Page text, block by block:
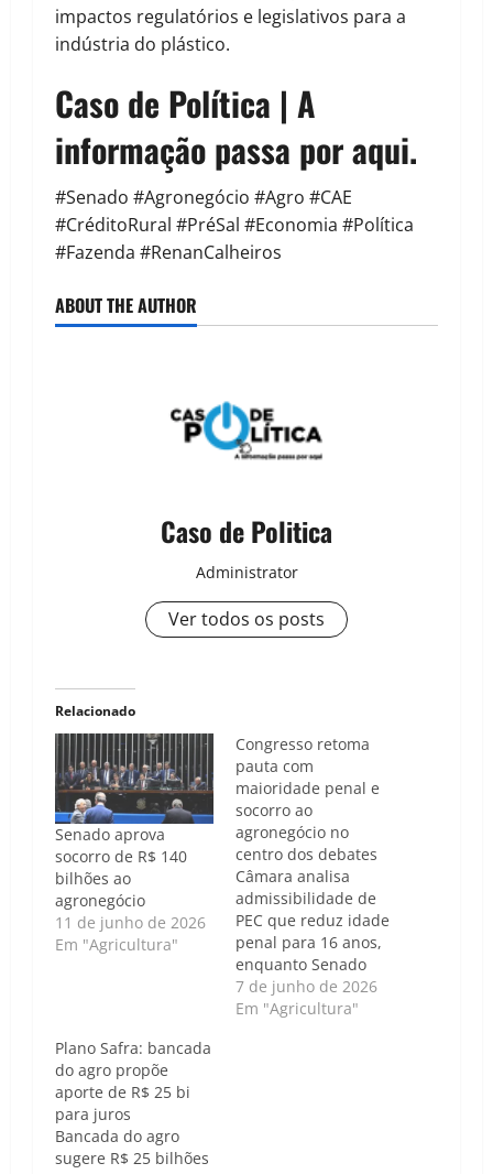
impactos regulatórios e legislativos para a
indústria do plástico.
Caso de Política | A
informação passa por aqui.
#Senado #Agronegócio #Agro #CAE
#CréditoRural #PréSal #Economia #Política
#Fazenda #RenanCalheiros
ABOUT THE AUTHOR
Caso de Politica
Administrator
Ver todos os posts
Relacionado
Senado aprova
socorro de R$ 140
bilhões ao
agronegócio
11 de junho de 2026
Em "Agricultura"
Congresso retoma
pauta com
maioridade penal e
socorro ao
agronegócio no
centro dos debates
Câmara analisa
admissibilidade de
PEC que reduz idade
penal para 16 anos,
enquanto Senado
discute uso de
recursos do pré-sal
7 de junho de 2026
Em "Agricultura"
Plano Safra: bancada
do agro propõe
aporte de R$ 25 bi
para juros
Bancada do agro
sugere R$ 25 bilhões